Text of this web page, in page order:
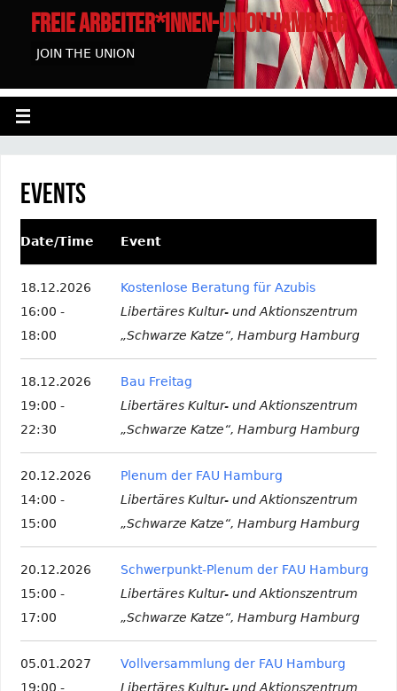
FREIE ARBEITER*INNEN-UNION HAMBURG
JOIN THE UNION
Events
Date/Time Event
18.12.2026
16:00 -
18:00
Kostenlose Beratung für Azubis
Libertäres Kultur- und Aktionszentrum
„Schwarze Katze“, Hamburg Hamburg
18.12.2026
19:00 -
22:30
Bau Freitag
Libertäres Kultur- und Aktionszentrum
„Schwarze Katze“, Hamburg Hamburg
20.12.2026
14:00 -
15:00
Plenum der FAU Hamburg
Libertäres Kultur- und Aktionszentrum
„Schwarze Katze“, Hamburg Hamburg
20.12.2026
15:00 -
17:00
Schwerpunkt-Plenum der FAU Hamburg
Libertäres Kultur- und Aktionszentrum
„Schwarze Katze“, Hamburg Hamburg
05.01.2027
19:00 -
Vollversammlung der FAU Hamburg
Libertäres Kultur- und Aktionszentrum